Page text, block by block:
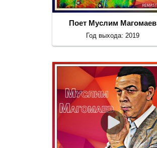
Поет Муслим Магомаев
Год выхода: 2019